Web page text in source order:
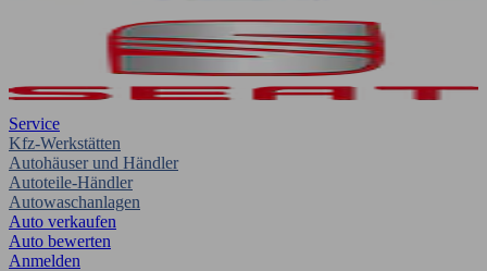
Service
Kfz-Werkstätten
Autohäuser und Händler
Autoteile-Händler
Autowaschanlagen
Auto verkaufen
Auto bewerten
Anmelden